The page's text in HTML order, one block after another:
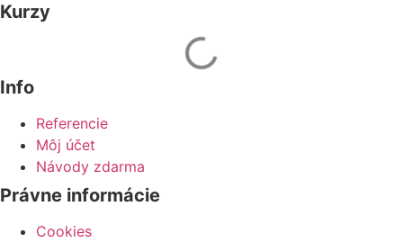
Kurzy
Info
Referencie
Môj účet
Návody zdarma
Právne informácie
Cookies